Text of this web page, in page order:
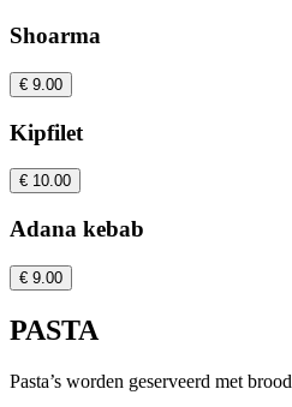
Shoarma
€ 9.00
Kipfilet
€ 10.00
Adana kebab
€ 9.00
PASTA
Pasta’s worden geserveerd met brood